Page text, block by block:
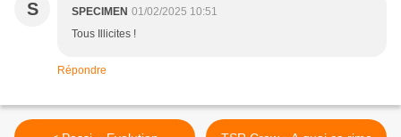
S SPECIMEN 01/02/2025 10:51
Tous Illicites !
Répondre